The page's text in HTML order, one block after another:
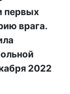
первых
врага.
2022